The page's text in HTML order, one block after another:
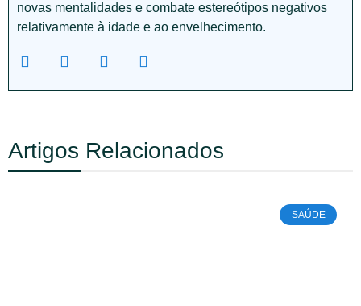
novas mentalidades e combate estereótipos negativos
relativamente à idade e ao envelhecimento.
Artigos Relacionados
SAÚDE